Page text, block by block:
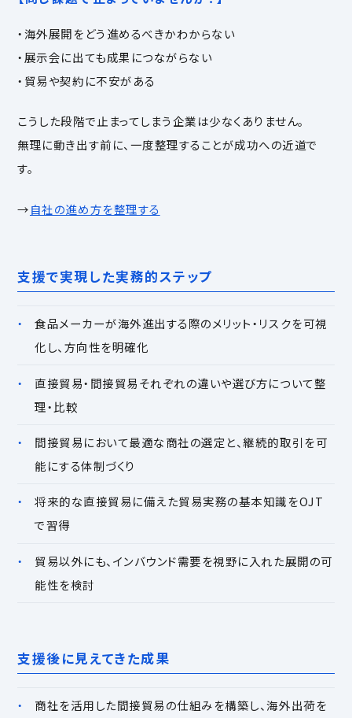
・海外展開をどう進めるべきかわからない
・展示会に出ても成果につながらない
・貿易や契約に不安がある
こうした段階で止まってしまう企業は少なくありません。
無理に動き出す前に、一度整理することが成功への近道で
す。
→自社の進め方を整理する
支援で実現した実務的ステップ
食品メーカーが海外進出する際のメリット・リスクを可視
化し、方向性を明確化
直接貿易・間接貿易それぞれの違いや選び方について整
理・比較
間接貿易において最適な商社の選定と、継続的取引を可
能にする体制づくり
将来的な直接貿易に備えた貿易実務の基本知識をOJT
で習得
貿易以外にも、インバウンド需要を視野に入れた展開の可
能性を検討
支援後に見えてきた成果
商社を活用した間接貿易の仕組みを構築し、海外出荷を